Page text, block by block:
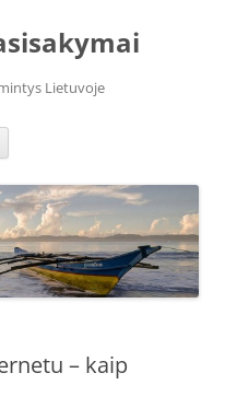
Lietuvoje
– kaip